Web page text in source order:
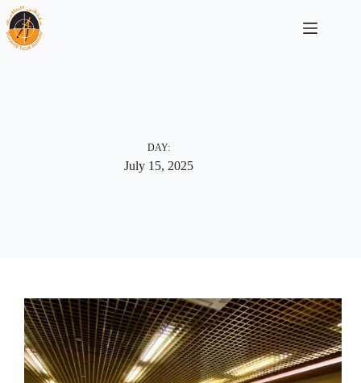
التجاوز
إلى
المحتوى
DAY:
July 15, 2025